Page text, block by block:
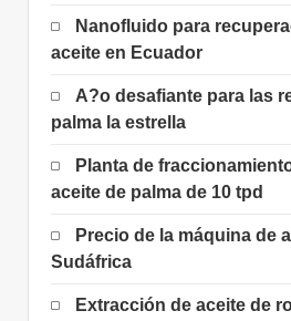
Nanofluido para
aceite en Ecuador
A?o desafiante para las
palma la estrella
Planta de
aceite de palma de 10 tpd
Precio de la máquina de
Sudáfrica
Extracción de aceite de